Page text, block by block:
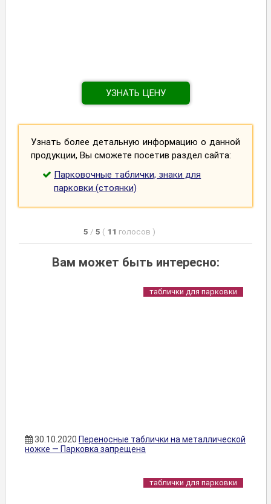
УЗНАТЬ ЦЕНУ
Узнать более детальную информацию о данной
продукции, Вы сможете посетив раздел сайта:
Парковочные таблички, знаки для
парковки (стоянки)
5 / 5 ( 11 голосов )
Вам может быть интересно:
таблички для парковки
30.10.2020 Переносные таблички на металлической
ножке — Парковка запрещена
таблички для парковки